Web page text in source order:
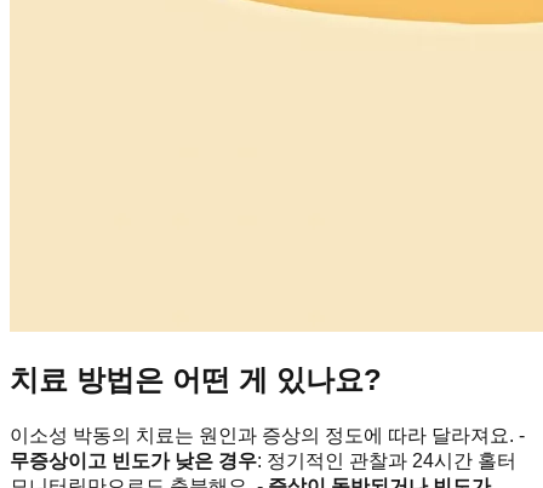
치료 방법은 어떤 게 있나요?
이소성 박동의 치료는 원인과 증상의 정도에 따라 달라져요. -
무증상이고 빈도가 낮은 경우: 정기적인 관찰과 24시간 홀터